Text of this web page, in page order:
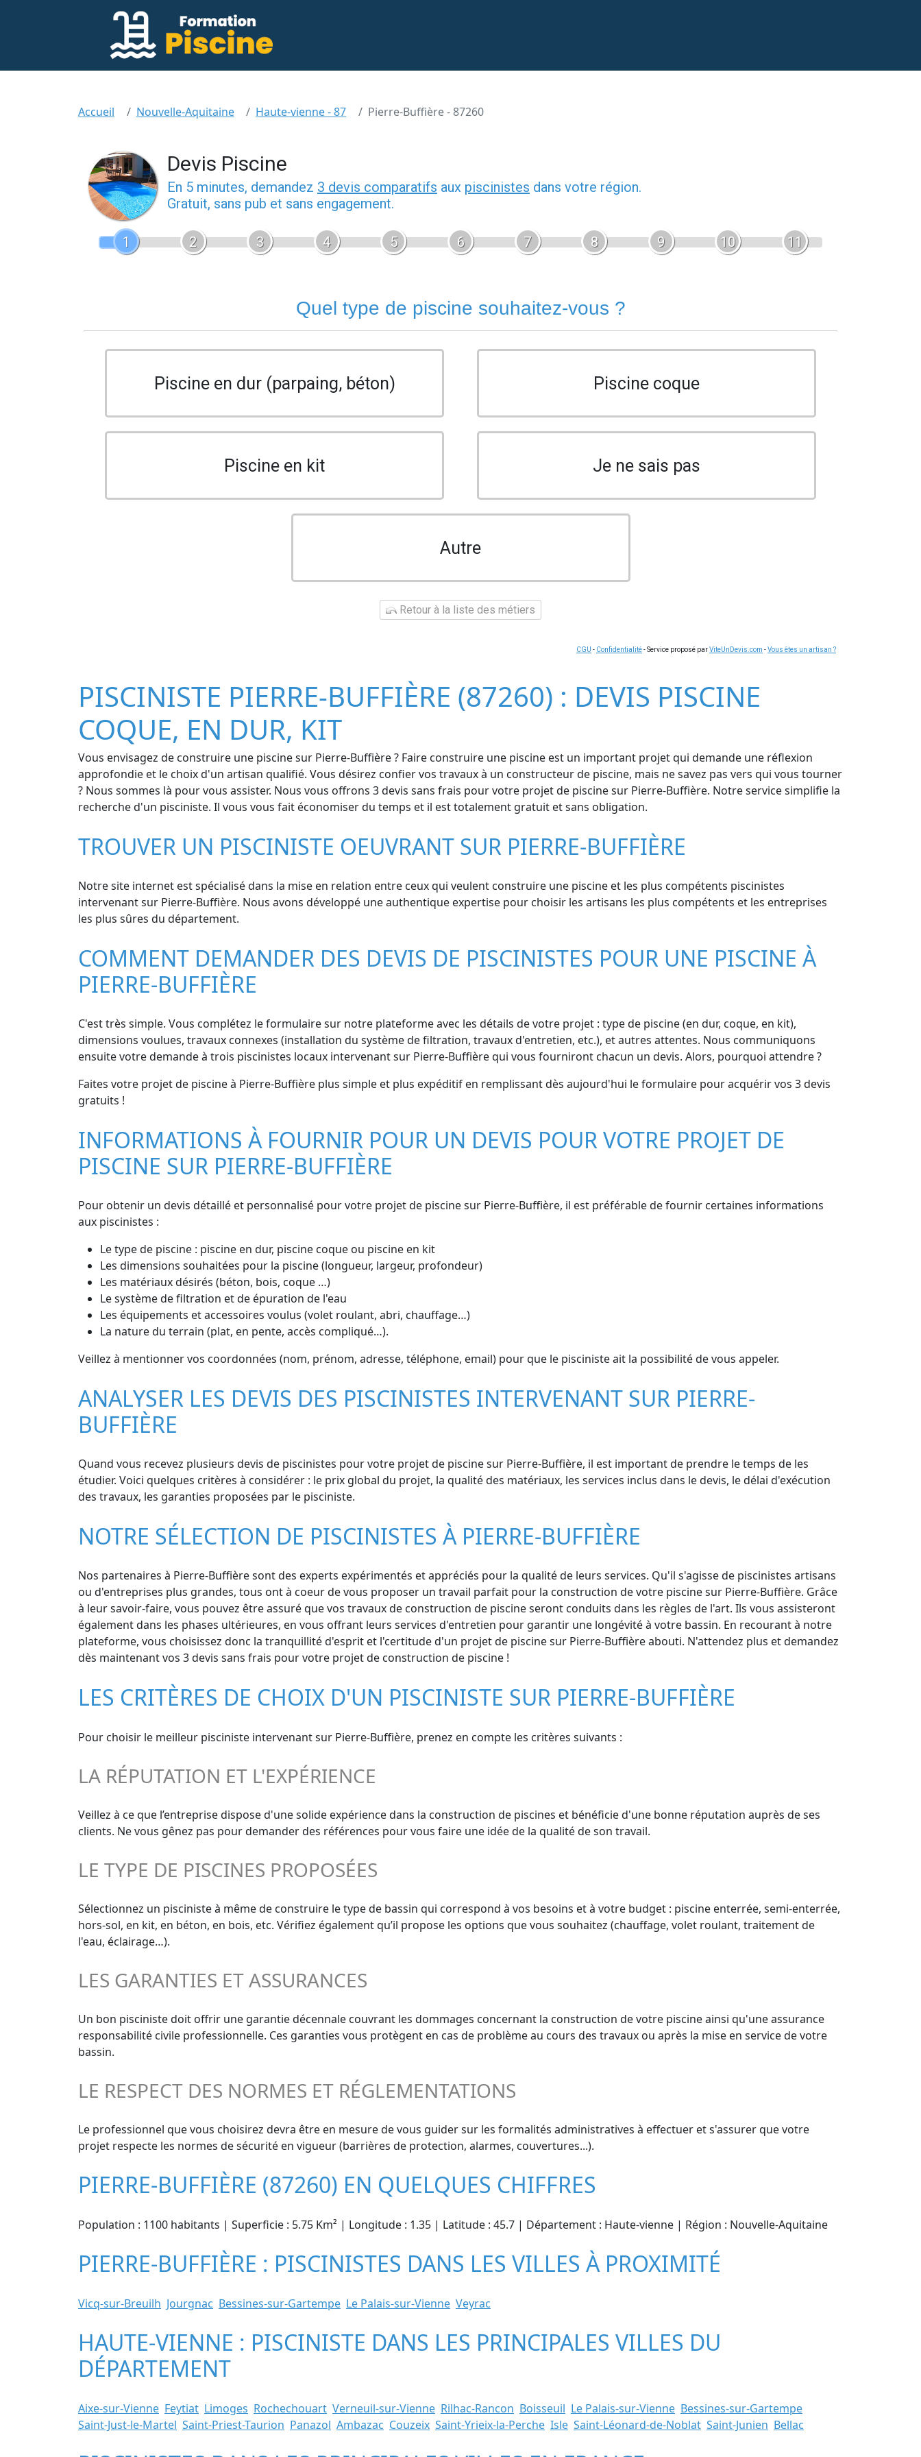
Accueil Nouvelle-Aquitaine Haute-vienne - 87 Pierre-Buffière - 87260
Devis Piscine
En 5 minutes, demandez 3 devis comparatifs aux piscinistes dans votre région.
Gratuit, sans pub et sans engagement.
1 2 3 4 5 6 7 8 9 10 11
Quel type de piscine souhaitez-vous ?
Piscine en dur (parpaing, béton) Piscine coque
Piscine en kit Je ne sais pas
Autre
Retour à la liste des métiers
CGU - Confidentialité- Service proposé parViteUnDevis.com -Vous êtes un artisan ?
PISCINISTE PIERRE-BUFFIÈRE (87260) : DEVIS PISCINE
COQUE, EN DUR, KIT
Vous envisagez de construire une piscine sur Pierre-Buffière ? Faire construire une piscine est un important projet qui demande une réflexion
approfondie et le choix d'un artisan qualifié. Vous désirez confier vos travaux à un constructeur de piscine, mais ne savez pas vers qui vous tourner
? Nous sommes là pour vous assister. Nous vous offrons 3 devis sans frais pour votre projet de piscine sur Pierre-Buffière. Notre service simplifie la
recherche d'un pisciniste. Il vous vous fait économiser du temps et il est totalement gratuit et sans obligation.
TROUVER UN PISCINISTE OEUVRANT SUR PIERRE-BUFFIÈRE
Notre site internet est spécialisé dans la mise en relation entre ceux qui veulent construire une piscine et les plus compétents piscinistes
intervenant sur Pierre-Buffière. Nous avons développé une authentique expertise pour choisir les artisans les plus compétents et les entreprises
les plus sûres du département.
COMMENT DEMANDER DES DEVIS DE PISCINISTES POUR UNE PISCINE À
PIERRE-BUFFIÈRE
C'est très simple. Vous complétez le formulaire sur notre plateforme avec les détails de votre projet : type de piscine (en dur, coque, en kit),
dimensions voulues, travaux connexes (installation du système de filtration, travaux d'entretien, etc.), et autres attentes. Nous communiquons
ensuite votre demande à trois piscinistes locaux intervenant sur Pierre-Buffière qui vous fourniront chacun un devis. Alors, pourquoi attendre ?
Faites votre projet de piscine à Pierre-Buffière plus simple et plus expéditif en remplissant dès aujourd'hui le formulaire pour acquérir vos 3 devis
gratuits !
INFORMATIONS À FOURNIR POUR UN DEVIS POUR VOTRE PROJET DE
PISCINE SUR PIERRE-BUFFIÈRE
Pour obtenir un devis détaillé et personnalisé pour votre projet de piscine sur Pierre-Buffière, il est préférable de fournir certaines informations
aux piscinistes :
Le type de piscine : piscine en dur, piscine coque ou piscine en kit
Les dimensions souhaitées pour la piscine (longueur, largeur, profondeur)
Les matériaux désirés (béton, bois, coque …)
Le système de filtration et de épuration de l'eau
Les équipements et accessoires voulus (volet roulant, abri, chauffage…)
La nature du terrain (plat, en pente, accès compliqué…).
Veillez à mentionner vos coordonnées (nom, prénom, adresse, téléphone, email) pour que le pisciniste ait la possibilité de vous appeler.
ANALYSER LES DEVIS DES PISCINISTES INTERVENANT SUR PIERRE-
BUFFIÈRE
Quand vous recevez plusieurs devis de piscinistes pour votre projet de piscine sur Pierre-Buffière, il est important de prendre le temps de les
étudier. Voici quelques critères à considérer : le prix global du projet, la qualité des matériaux, les services inclus dans le devis, le délai d'exécution
des travaux, les garanties proposées par le pisciniste.
NOTRE SÉLECTION DE PISCINISTES À PIERRE-BUFFIÈRE
Nos partenaires à Pierre-Buffière sont des experts expérimentés et appréciés pour la qualité de leurs services. Qu'il s'agisse de piscinistes artisans
ou d'entreprises plus grandes, tous ont à coeur de vous proposer un travail parfait pour la construction de votre piscine sur Pierre-Buffière. Grâce
à leur savoir-faire, vous pouvez être assuré que vos travaux de construction de piscine seront conduits dans les règles de l'art. Ils vous assisteront
également dans les phases ultérieures, en vous offrant leurs services d'entretien pour garantir une longévité à votre bassin. En recourant à notre
plateforme, vous choisissez donc la tranquillité d'esprit et l'certitude d'un projet de piscine sur Pierre-Buffière abouti. N'attendez plus et demandez
dès maintenant vos 3 devis sans frais pour votre projet de construction de piscine !
LES CRITÈRES DE CHOIX D'UN PISCINISTE SUR PIERRE-BUFFIÈRE
Pour choisir le meilleur pisciniste intervenant sur Pierre-Buffière, prenez en compte les critères suivants :
LA RÉPUTATION ET L'EXPÉRIENCE
Veillez à ce que l’entreprise dispose d'une solide expérience dans la construction de piscines et bénéficie d'une bonne réputation auprès de ses
clients. Ne vous gênez pas pour demander des références pour vous faire une idée de la qualité de son travail.
LE TYPE DE PISCINES PROPOSÉES
Sélectionnez un pisciniste à même de construire le type de bassin qui correspond à vos besoins et à votre budget : piscine enterrée, semi-enterrée,
hors-sol, en kit, en béton, en bois, etc. Vérifiez également qu’il propose les options que vous souhaitez (chauffage, volet roulant, traitement de
l'eau, éclairage…).
LES GARANTIES ET ASSURANCES
Un bon pisciniste doit offrir une garantie décennale couvrant les dommages concernant la construction de votre piscine ainsi qu'une assurance
responsabilité civile professionnelle. Ces garanties vous protègent en cas de problème au cours des travaux ou après la mise en service de votre
bassin.
LE RESPECT DES NORMES ET RÉGLEMENTATIONS
Le professionnel que vous choisirez devra être en mesure de vous guider sur les formalités administratives à effectuer et s'assurer que votre
projet respecte les normes de sécurité en vigueur (barrières de protection, alarmes, couvertures...).
PIERRE-BUFFIÈRE (87260) EN QUELQUES CHIFFRES
Population : 1100 habitants | Superficie : 5.75 Km² | Longitude : 1.35 | Latitude : 45.7 | Département : Haute-vienne | Région : Nouvelle-Aquitaine
PIERRE-BUFFIÈRE : PISCINISTES DANS LES VILLES À PROXIMITÉ
Vicq-sur-Breuilh Jourgnac Bessines-sur-Gartempe Le Palais-sur-Vienne Veyrac
HAUTE-VIENNE : PISCINISTE DANS LES PRINCIPALES VILLES DU
DÉPARTEMENT
Aixe-sur-Vienne Feytiat Limoges Rochechouart Verneuil-sur-Vienne Rilhac-Rancon Boisseuil Le Palais-sur-Vienne Bessines-sur-Gartempe
Saint-Just-le-Martel Saint-Priest-Taurion Panazol Ambazac Couzeix Saint-Yrieix-la-Perche Isle Saint-Léonard-de-Noblat Saint-Junien Bellac